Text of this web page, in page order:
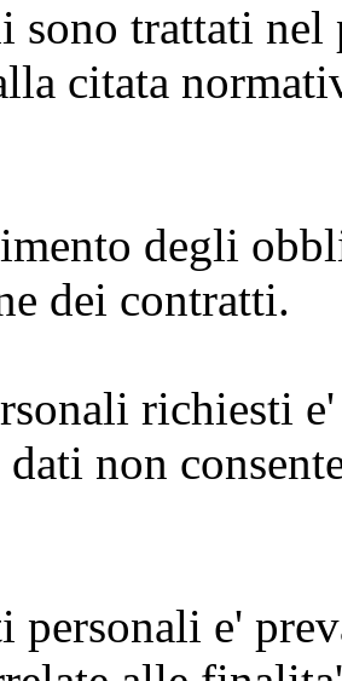
sono trattati
citata
degli
dei contratti.
richiesti
non
e'